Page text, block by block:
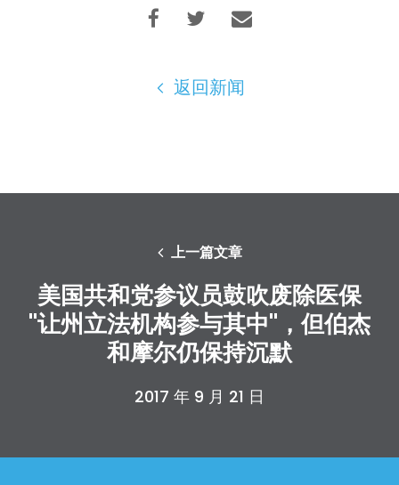
返回新闻
上一篇文章
美国共和党参议员鼓吹废除医保
"让州立法机构参与其中"，但伯杰
和摩尔仍保持沉默
2017 年 9 月 21 日